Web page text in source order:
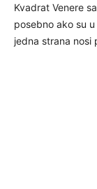
Kvadrat Venere
posebno ako su
jedna strana nosi